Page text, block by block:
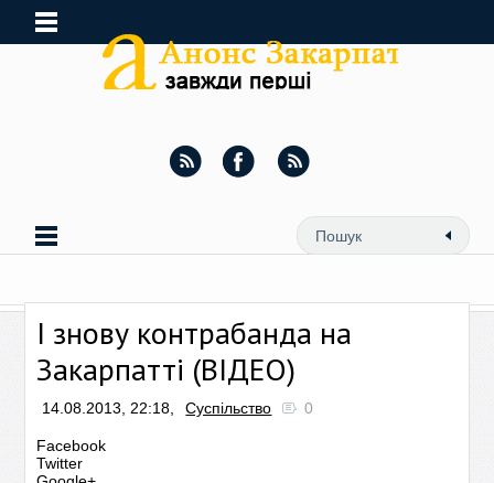
І знову контрабанда на
Закарпатті (ВІДЕО)
14.08.2013, 22:18, Суспільство 0
Facebook
Twitter